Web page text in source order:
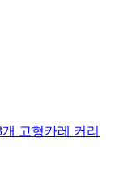
고형카레 커리